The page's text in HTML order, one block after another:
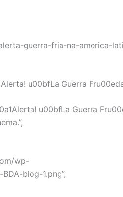
guerra-fria-na-america-
u00bfLa Guerra
u00bfLa Guerra
wp-
blog-1.png”,